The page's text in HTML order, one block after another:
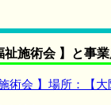
施術会 】と事
会 】場所：【大